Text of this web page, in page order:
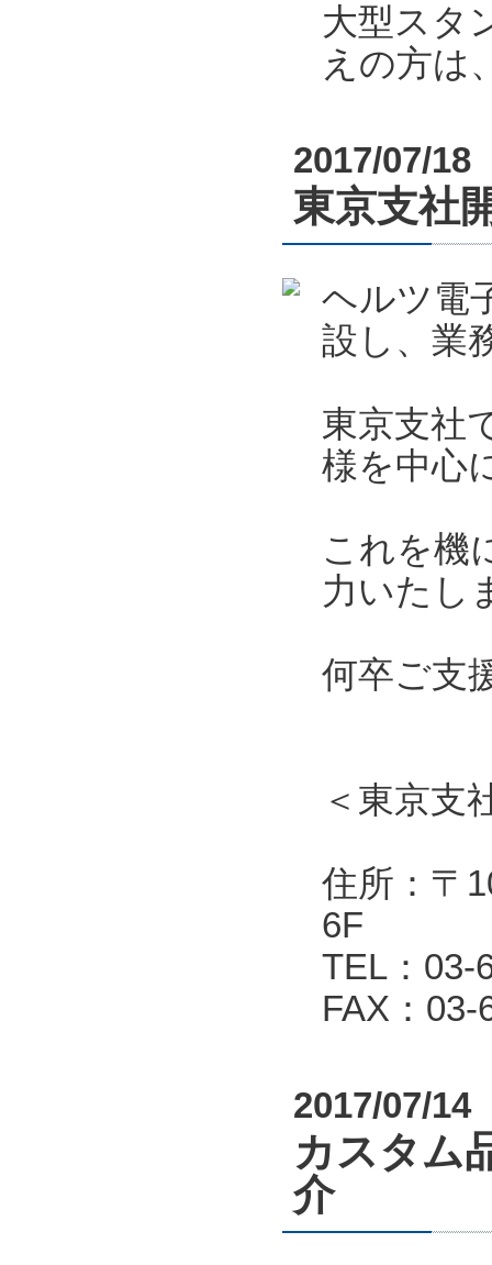
大型スタ
えの方は
2017/07/18
東京支社
ヘルツ電
設し、業
東京支社
様を中心
これを機
力いたし
何卒ご支
＜東京支
住所：〒
6F
TEL：03-
FAX：03-
2017/07/14
カスタム
介